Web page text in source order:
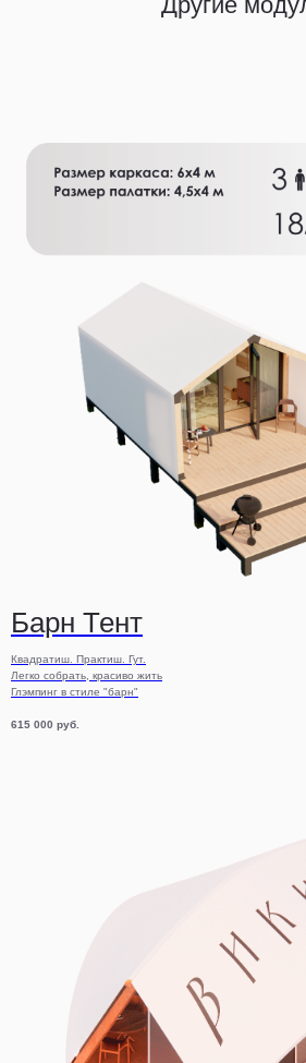
Барн Тент
Квадратиш. Практиш. Гут.
Легко собрать, красиво жить
Глэмпинг в стиле "барн"
615 000 руб.